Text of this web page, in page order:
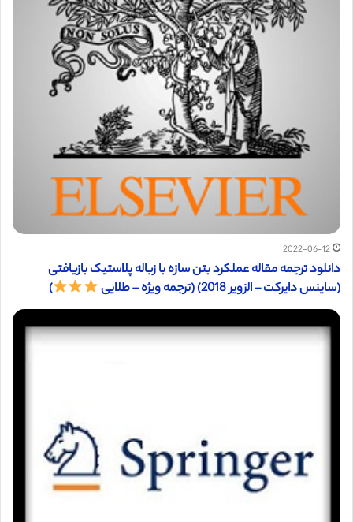
2022-06-12
دانلود ترجمه مقاله عملکرد بتن سازه با زباله پلاستیک بازیافتی
(ساینس دایرکت – الزویر 2018) (ترجمه ویژه – طلایی
)